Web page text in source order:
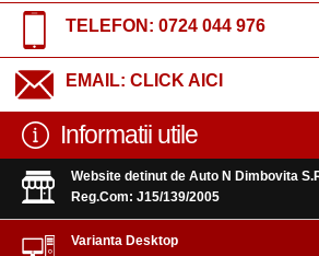
TELEFON: 0724 044 976
EMAIL: CLICK AICI
Informatii utile
Website detinut de Auto N Dimbovita
Reg.Com: J15/139/2005
Varianta Desktop